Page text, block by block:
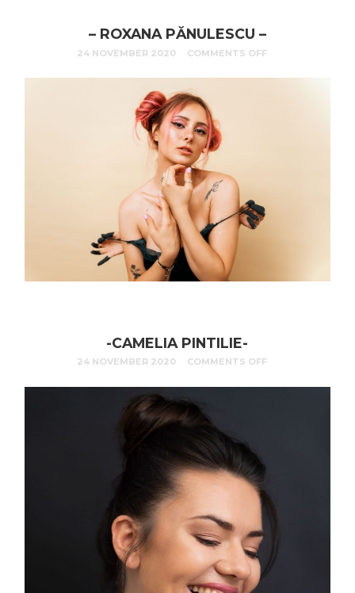
– ROXANA PĂNULESCU –
24 NOVEMBER 2020 COMMENTS OFF
-CAMELIA PINTILIE-
24 NOVEMBER 2020 COMMENTS OFF